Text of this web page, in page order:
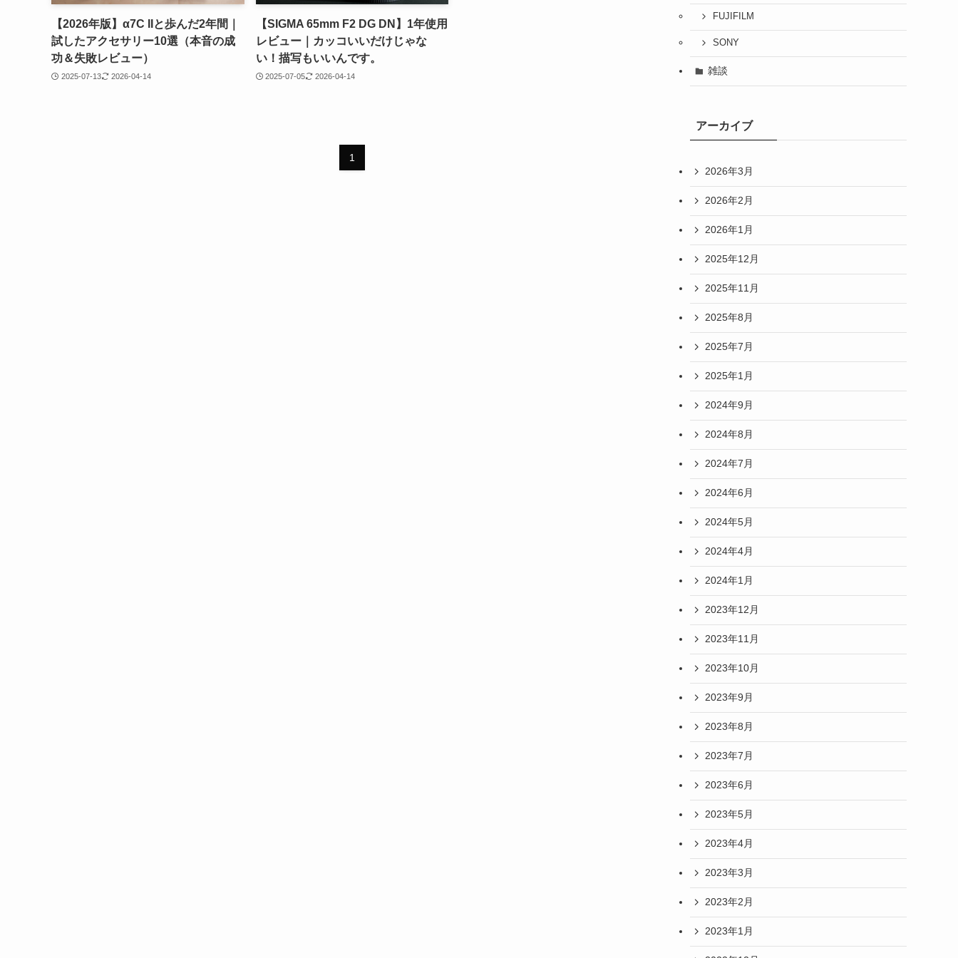
【2026年版】α7C IIと歩んだ2年間｜
試したアクセサリー10選（本音の成
功＆失敗レビュー）
2025-07-13 2026-04-14
【SIGMA 65mm F2 DG DN】1年使用
レビュー｜カッコいいだけじゃな
い！描写もいいんです。
2025-07-05 2026-04-14
1
FUJIFILM
SONY
雑談
アーカイブ
2026年3月
2026年2月
2026年1月
2025年12月
2025年11月
2025年8月
2025年7月
2025年1月
2024年9月
2024年8月
2024年7月
2024年6月
2024年5月
2024年4月
2024年1月
2023年12月
2023年11月
2023年10月
2023年9月
2023年8月
2023年7月
2023年6月
2023年5月
2023年4月
2023年3月
2023年2月
2023年1月